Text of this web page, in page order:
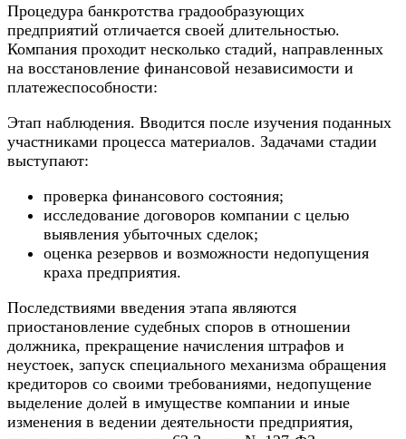
Процедура банкротства градообразующих
предприятий отличается своей длительностью.
Компания проходит несколько стадий, направленных
на восстановление финансовой независимости и
платежеспособности:
Этап наблюдения. Вводится после изучения поданных
участниками процесса материалов. Задачами стадии
выступают:
проверка финансового состояния;
исследование договоров компании с целью
выявления убыточных сделок;
оценка резервов и возможности недопущения
краха предприятия.
Последствиями введения этапа являются
приостановление судебных споров в отношении
должника, прекращение начисления штрафов и
неустоек, запуск специального механизма обращения
кредиторов со своими требованиями, недопущение
выделение долей в имуществе компании и иные
изменения в ведении деятельности предприятия,